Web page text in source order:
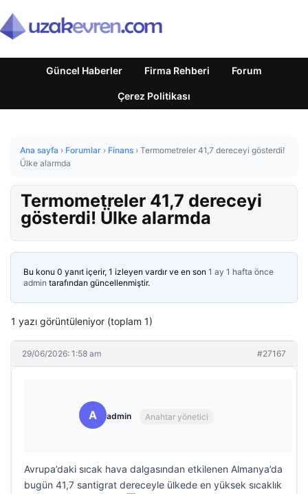
Güncel Haberler Firma Rehberi Forum
Çerez Politikası
Ana sayfa › Forumlar › Finans › Termometreler 41,7 dereceyi gösterdi!
Ülke alarmda
Termometreler 41,7 dereceyi
gösterdi! Ülke alarmda
Bu konu 0 yanıt içerir, 1 izleyen vardır ve en son 1 ay 1 hafta önce
admin tarafından güncellenmiştir.
1 yazı görüntüleniyor (toplam 1)
29/06/2026: 1:58 am #27167
A admin Anahtar yönetici
Avrupa’daki sıcak hava dalgasından etkilenen Almanya’da
bugün 41,7 santigrat dereceyle ülkede en yüksek sıcaklık